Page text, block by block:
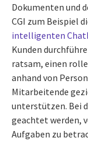
Dokumenten und
CGI zum Beispiel
intelligenten
Kunden
ratsam, einen
anhand von
Mitarbeitende
unterstützen. Bei
geachtet werden,
Aufgaben zu